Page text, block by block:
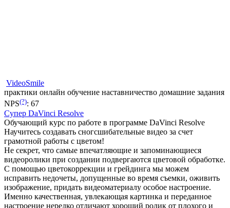
VideoSmile
практики онлайн обучение наставничество домашние задания
NPS(?): 67
Супер DaVinci Resolve
Обучающий курс по работе в программе DaVinci Resolve
Научитесь создавать сногсшибательные видео за счет
грамотной работы с цветом!
Не секрет, что самые впечатляющие и запоминающиеся
видеоролики при создании подвергаются цветовой обработке.
С помощью цветокоррекции и грейдинга мы можем
исправить недочеты, допущенные во время съемки, оживить
изображение, придать видеоматериалу особое настроение.
Именно качественная, увлекающая картинка и переданное
настроение нередко отличают хороший ролик от плохого и